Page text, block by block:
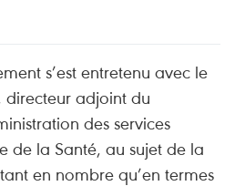
s’est entretenu avec le
directeur adjoint du
des services
de la Santé, au sujet de la
en nombre qu’en termes